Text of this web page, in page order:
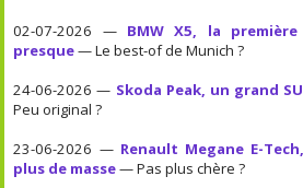
02-07-2026 — BMW X5, la
presque— Le best-of de Munich ?
24-06-2026 — Skoda Peak, un grand
Peu original ?
23-06-2026 — Renault Megane E-
plus de masse— Pas plus chère ?